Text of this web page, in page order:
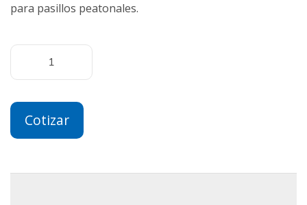
para pasillos peatonales.
Cotizar